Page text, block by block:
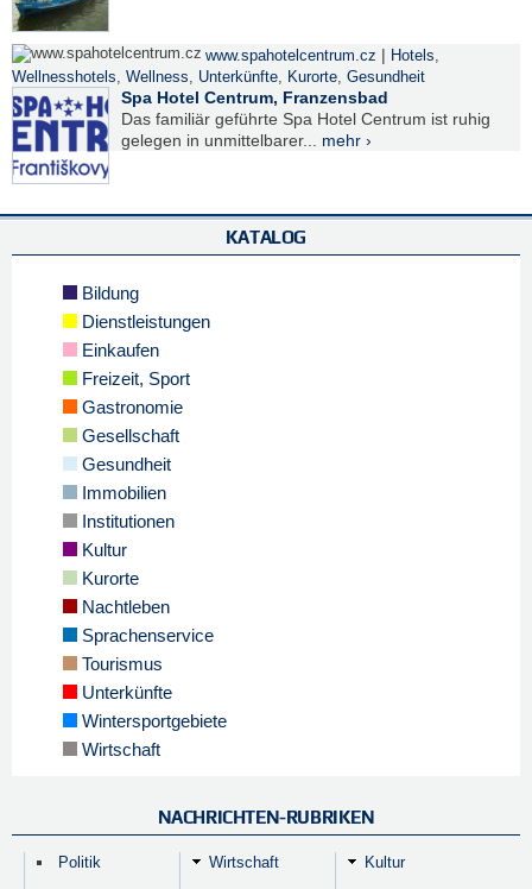
www.spahotelcentrum.cz | Hotels,
Wellnesshotels, Wellness, Unterkünfte, Kurorte, Gesundheit
Spa Hotel Centrum, Franzensbad
Das familiär geführte Spa Hotel Centrum ist ruhig
gelegen in unmittelbarer... mehr ›
KATALOG
Bildung
Dienstleistungen
Einkaufen
Freizeit, Sport
Gastronomie
Gesellschaft
Gesundheit
Immobilien
Institutionen
Kultur
Kurorte
Nachtleben
Sprachenservice
Tourismus
Unterkünfte
Wintersportgebiete
Wirtschaft
NACHRICHTEN-RUBRIKEN
Politik Wirtschaft Kultur